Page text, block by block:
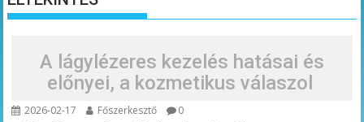
A lágylézeres kezelés hatásai és
előnyei, a kozmetikus válaszol
2026-02-17 Főszerkesztő 0